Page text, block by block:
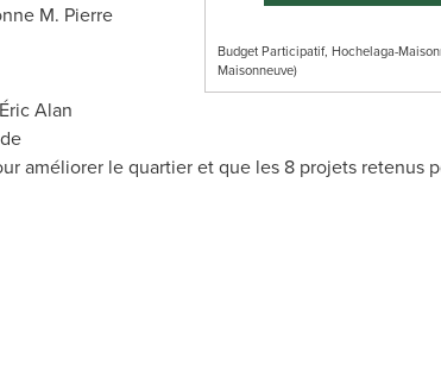
Budget Participatif, Hochelaga-
Maisonneuve)
M. Pierre
Alan
améliorer le quartier et que les 8 projets retenus